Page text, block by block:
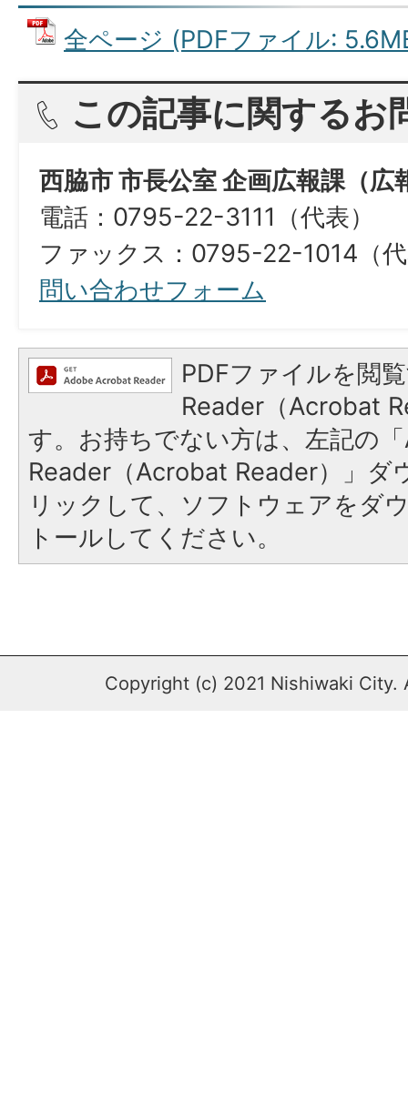
全ページ (PDFファイル:
この記事に関するお
西脇市 市長公室 企画広報課（広
電話：0795-22-3111（代表）
ファックス：0795-22-1014（
問い合わせフォーム
PDFファイルを閲
Reader（Acrobat
す。お持ちでない方は、左記の
Reader（Acrobat Reader）」ダ
リックして、ソフトウェアをダ
トールしてください。
Copyright (c) 2021 Nishiwaki City.